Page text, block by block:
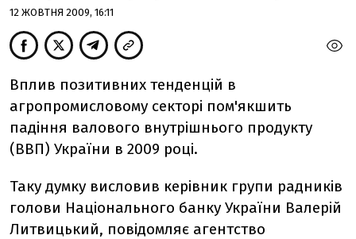
12 ЖОВТНЯ 2009, 16:11
Вплив позитивних тенденцій в
агропромисловому секторі пом'якшить
падіння валового внутрішнього продукту
(ВВП) України в 2009 році.
Таку думку висловив керівник групи радників
голови Національного банку України Валерій
Литвицький, повідомляє агентство